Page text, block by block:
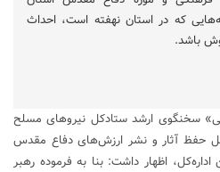
که در استان نهفته است، احداث
باشد.
سخنگوی ارشد ستادکل نیروهای مسلح
حفظ آثار و نشر ارزش‌های دفاع مقدس
اظهار داشت: بنا به فرموده رهبر